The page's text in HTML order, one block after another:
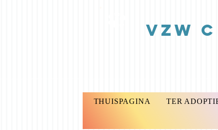
vzw C
THUISPAGINA TER